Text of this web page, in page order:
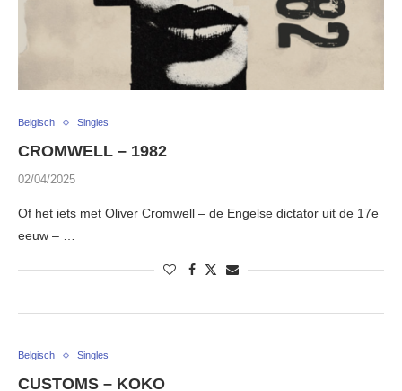
Belgisch Singles
CROMWELL – 1982
02/04/2025
Of het iets met Oliver Cromwell – de Engelse dictator uit de 17e
eeuw – …
Belgisch Singles
CUSTOMS – KOKO